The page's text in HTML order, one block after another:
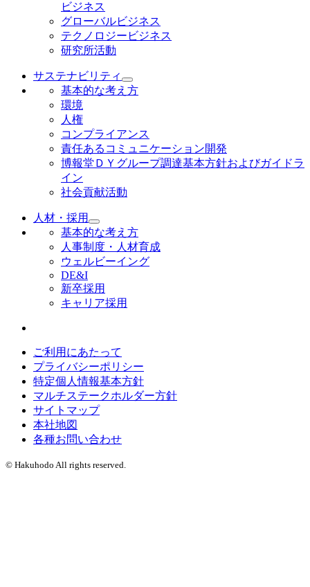
ビジネス
グローバルビジネス
テクノロジービジネス
研究所活動
サステナビリティ
基本的な考え方
環境
人権
コンプライアンス
責任あるコミュニケーション開発
博報堂ＤＹグループ調達基本方針およびガイドラ
イン
社会貢献活動
人材・採用
基本的な考え方
人事制度・人材育成
ウェルビーイング
DE&I
新卒採用
キャリア採用
ご利用にあたって
プライバシーポリシー
特定個人情報基本方針
マルチステークホルダー方針
サイトマップ
本社地図
各種お問い合わせ
© Hakuhodo All rights reserved.